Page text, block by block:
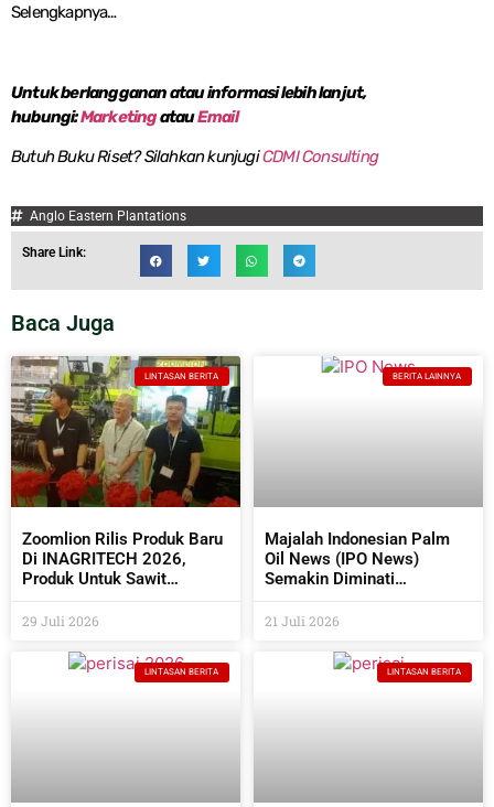
Selengkapnya…
Untuk berlangganan atau informasi lebih lanjut,
hubungi:MarketingatauEmail
Butuh Buku Riset? Silahkan kunjugiCDMI Consulting
Anglo Eastern Plantations
Share Link:
Baca Juga
LINTASAN BERITA
Zoomlion Rilis Produk Baru
Di INAGRITECH 2026,
Produk Untuk Sawit
29 Juli 2026
BERITA LAINNYA
Majalah Indonesian Palm
Oil News (IPO News)
Semakin Diminati
Industri Pendukungnya
21 Juli 2026
LINTASAN BERITA LINTASAN BERITA